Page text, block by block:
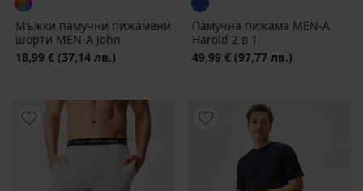
Мъжки памучни пижамени
шорти MEN-A John
18,99 € (37,14 лв.)
Памучна пижама MEN-A
Harold 2 в 1
49,99 € (97,77 лв.)